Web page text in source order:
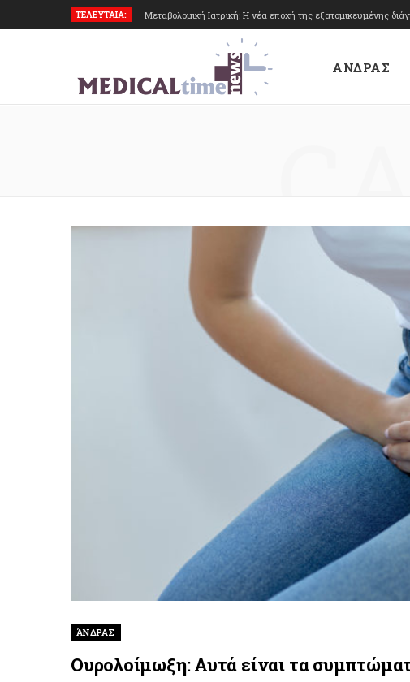
ΤΕΛΕΥΤΑΙΑ: Μεταβολομική Ιατρική: Η νέα εποχή της εξατομικευμένης
ΑΝΔΡΑΣ
ΆΝΔΡΑΣ
Ουρολοίμωξη: Αυτά είναι τα